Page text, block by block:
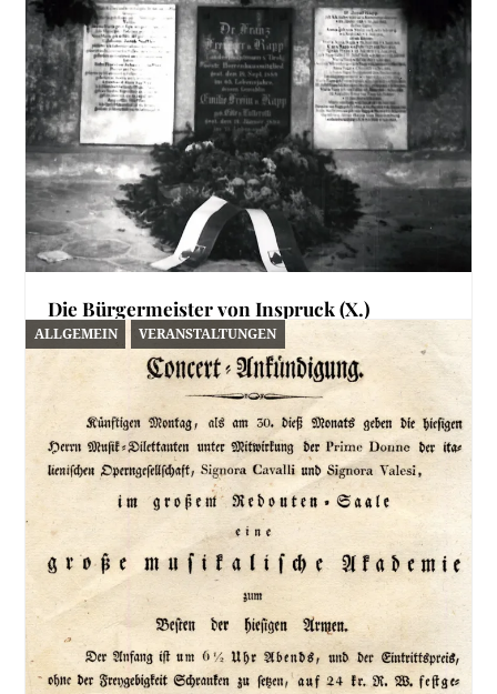
Die Bürgermeister von Inspruck (X.)
11. Juli 2026
Der Amtsnachfolger Peers, Franz Xaver Maria Josef
Rapp (1823-1889), war wie er Jurist. Ebenso zogen…
ALLGEMEIN VERANSTALTUNGEN